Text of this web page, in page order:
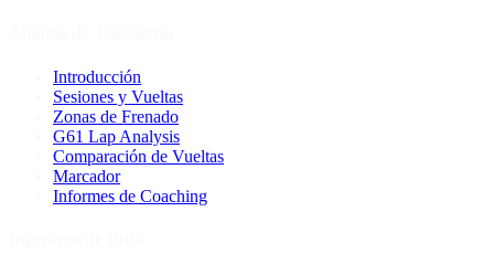
Introducción
Sesiones y Vueltas
Zonas de Frenado
G61 Lap Analysis
Comparación de Vueltas
Marcador
Informes de Coaching